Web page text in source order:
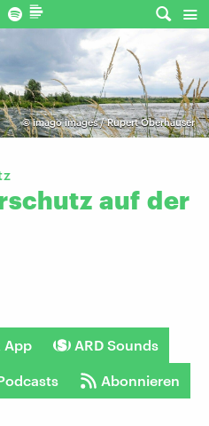
©imago images / Rupert Oberhäuser
auf der
App ARD Sounds
Abonnieren